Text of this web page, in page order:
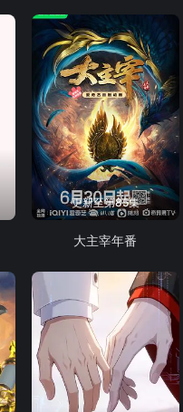
更新至第85集
大主宰年番